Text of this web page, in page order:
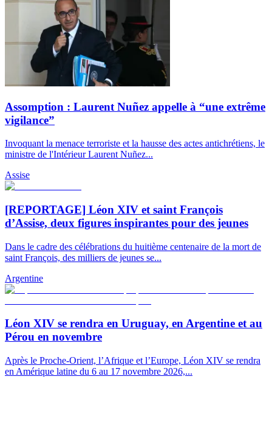
Assomption : Laurent Nuñez appelle à “une extrême
vigilance”
Invoquant la menace terroriste et la hausse des actes antichrétiens, le
ministre de l'Intérieur Laurent Nuñez...
Assise
[REPORTAGE] Léon XIV et saint François
d’Assise, deux figures inspirantes pour des jeunes
Dans le cadre des célébrations du huitième centenaire de la mort de
saint François, des milliers de jeunes se...
Argentine
Léon XIV se rendra en Uruguay, en Argentine et au
Pérou en novembre
Après le Proche-Orient, l’Afrique et l’Europe, Léon XIV se rendra
en Amérique latine du 6 au 17 novembre 2026,...